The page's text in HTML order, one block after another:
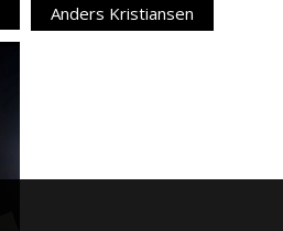
Anders Kristiansen